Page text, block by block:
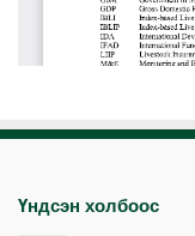
Үндсэн холбоос